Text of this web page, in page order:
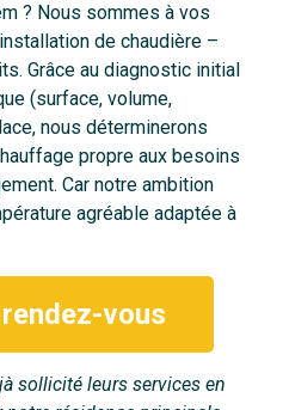
? Nous sommes à vos
de chaudière –
Grâce au diagnostic initial
(surface, volume,
nous déterminerons
propre aux besoins
Car notre ambition
agréable adaptée à
vous
sollicité leurs services en